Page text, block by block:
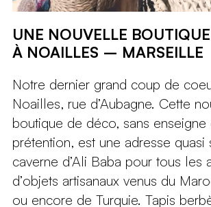
UNE NOUVELLE
À NOAILLES – MARSEILLE
Notre dernier grand coup de
Noailles, rue d’Aubagne. Cette
boutique de déco, sans enseigne
prétention, est une adresse quasi
caverne d’Ali Baba pour tous les
d’objets artisanaux venus du
ou encore de Turquie. Tapis